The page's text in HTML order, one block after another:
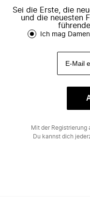
Sei die Erste, die
und die neuesten
Ich mag
Mit der Registrierung
Du kannst dich